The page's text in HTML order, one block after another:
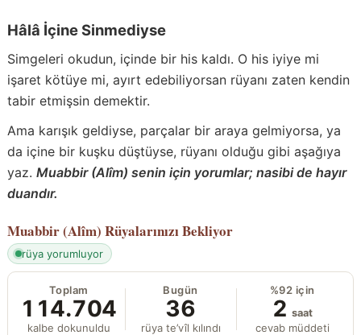
Hâlâ İçine Sinmediyse
Simgeleri okudun, içinde bir his kaldı. O his iyiye mi
işaret kötüye mi, ayırt edebiliyorsan rüyanı zaten kendin
tabir etmişsin demektir.
Ama karışık geldiyse, parçalar bir araya gelmiyorsa, ya
da içine bir kuşku düştüyse, rüyanı olduğu gibi aşağıya
yaz. Muabbir (Alîm) senin için yorumlar; nasibi de hayır
duandır.
Muabbir (Alîm) Rüyalarınızı Bekliyor
rüya yorumluyor
Toplam
114.704
kalbe dokunuldu
Bugün
36
rüya te’vîl kılındı
%92 için
2 saat
cevab müddeti